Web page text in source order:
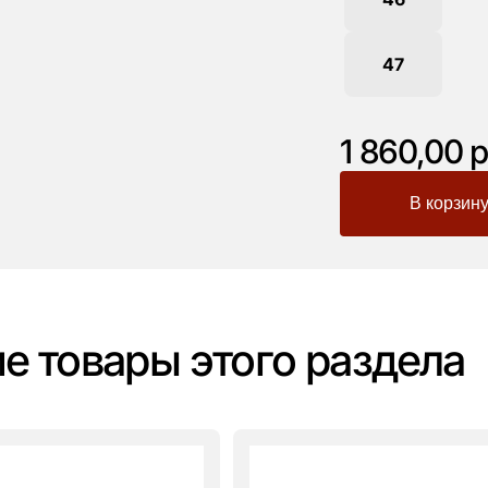
47
1 860,00
товары этого раздела